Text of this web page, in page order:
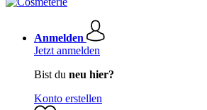
Anmelden
Jetzt anmelden
Bist du neu hier?
Konto erstellen